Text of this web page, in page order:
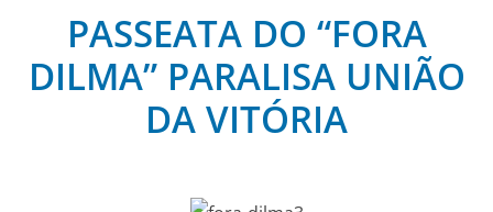
PASSEATA DO “FORA
DILMA” PARALISA UNIÃO
DA VITÓRIA